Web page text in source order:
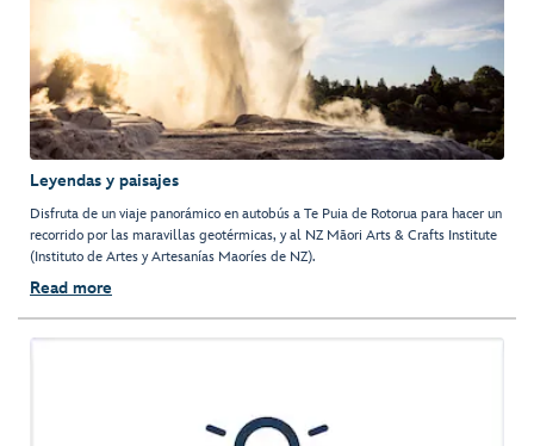
Leyendas y paisajes
Disfruta de un viaje panorámico en autobús a Te Puia de Rotorua para hacer un
recorrido por las maravillas geotérmicas, y al NZ Māori Arts & Crafts Institute
(Instituto de Artes y Artesanías Maoríes de NZ).
Read more